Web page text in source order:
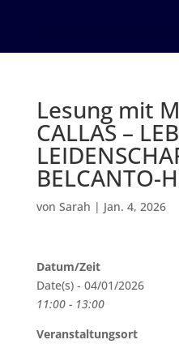
Lesung mit
CALLAS –
BELCANTO-
von Sarah | Jan. 4, 2026
Datum/Zeit
Date(s) - 04/01/2026
11:00 - 13:00
Veranstaltungsort